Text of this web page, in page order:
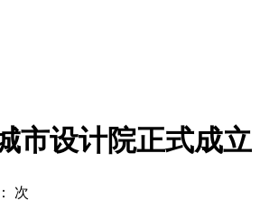
市设计院正式成立
次